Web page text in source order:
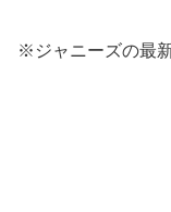
※ジャニーズの最